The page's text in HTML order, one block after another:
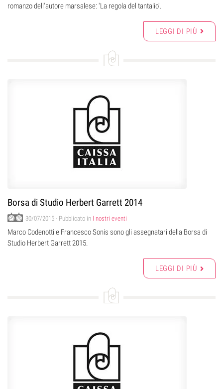
romanzo dell'autore marsalese: 'La regola del tantalio'.
LEGGI DI PIÙ
Borsa di Studio Herbert Garrett 2014
30/07/2015 - Pubblicato in I nostri eventi
Marco Codenotti e Francesco Sonis sono gli assegnatari della Borsa di
Studio Herbert Garrett 2015.
LEGGI DI PIÙ